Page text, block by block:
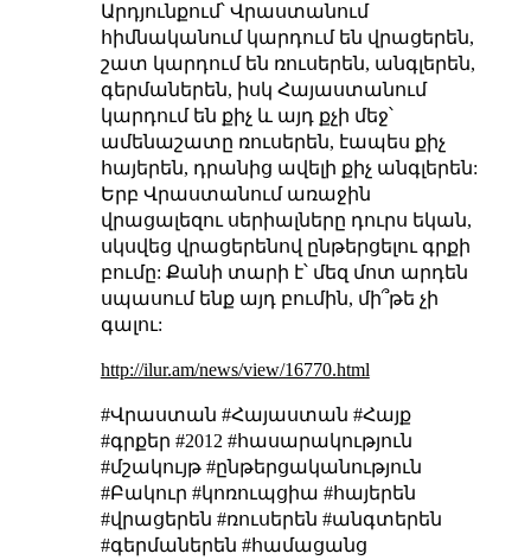
Արդյունքում՝ Վրաստանում
հիմնականում կարդում են վրացերեն,
շատ կարդում են ռուսերեն, անգլերեն,
գերմաներեն, իսկ Հայաստանում
կարդում են քիչ և այդ քչի մեջ՝
ամենաշատը ռուսերեն, էապես քիչ
հայերեն, դրանից ավելի քիչ անգլերեն:
Երբ Վրաստանում առաջին
վրացալեզու սերիալները դուրս եկան,
սկսվեց վրացերենով ընթերցելու գրքի
բումը: Քանի տարի է՝ մեզ մոտ արդեն
սպասում ենք այդ բումին, մի՞թե չի
գալու:
http://ilur.am/news/view/16770.html
#Վրաստան #Հայաստան #Հայք
#գրքեր #2012 #հասարակություն
#մշակույթ #ընթերցականություն
#Բակուր #կոռուպցիա #հայերեն
#վրացերեն #ռուսերեն #անգտերեն
#գերմաներեն #համացանց